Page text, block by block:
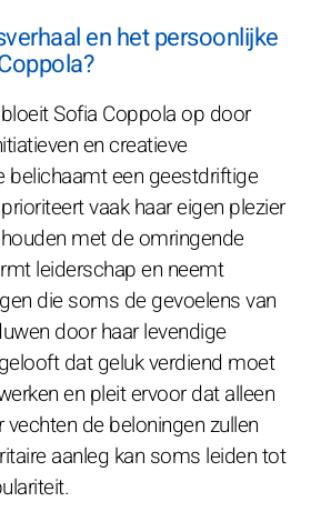
en het persoonlijke
Sofia Coppola op door
en creatieve
belichaamt een geestdriftige
vaak haar eigen plezier
met de omringende
leiderschap en neemt
die soms de gevoelens van
door haar levendige
dat geluk verdiend moet
en pleit ervoor dat alleen
de beloningen zullen
aanleg kan soms leiden tot